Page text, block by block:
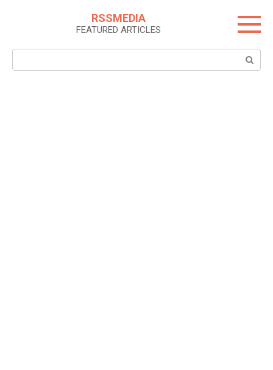
RSSMEDIA
FEATURED ARTICLES
Search: